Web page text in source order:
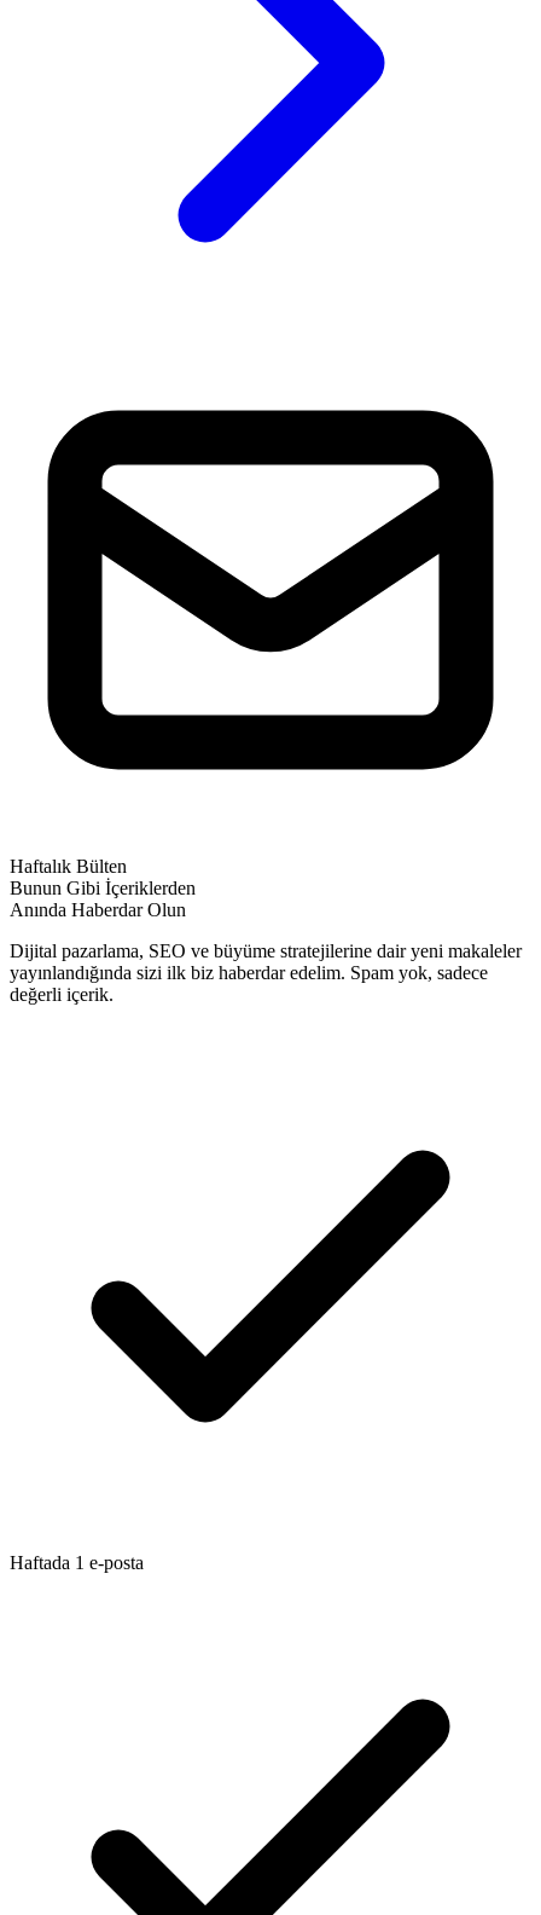
Haftalık Bülten
Bunun Gibi İçeriklerden
Anında Haberdar Olun
Dijital pazarlama, SEO ve büyüme stratejilerine dair yeni makaleler
yayınlandığında sizi ilk biz haberdar edelim. Spam yok, sadece
değerli içerik.
Haftada 1 e-posta